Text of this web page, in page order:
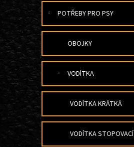
POTŘEBY PRO PSY
OBOJKY
VODÍTKA
VODÍTKA KRÁTKÁ
VODÍTKA STOPOVACÍ